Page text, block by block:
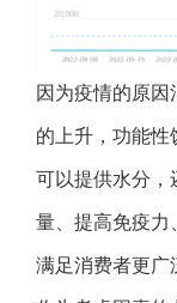
因为疫情的原
的上升，功能性
可以提供水分，
量、提高免疫力
满足消费者更广